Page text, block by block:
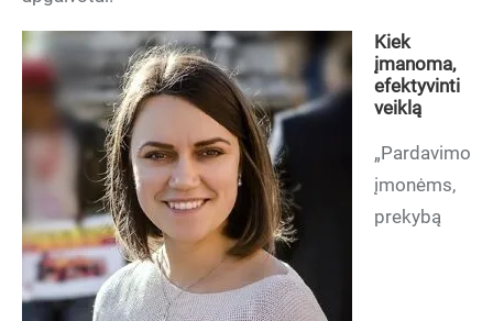
Kiek
įmanoma,
efektyvinti
veiklą
„Pardavimo
įmonėms,
prekybą